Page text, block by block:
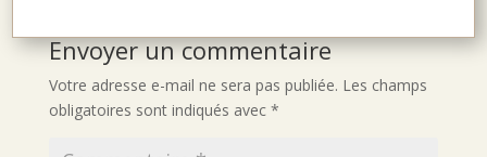
Envoyer un commentaire
Votre adresse e-mail ne sera pas publiée. Les champs
obligatoires sont indiqués avec *